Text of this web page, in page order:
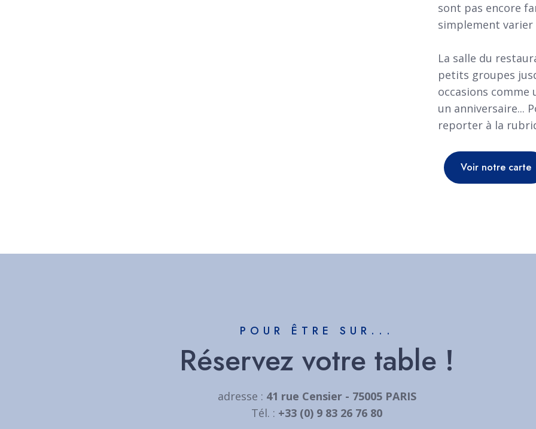
sont pas encore
simplement varier
La salle du
petits groupes
occasions comme
un anniversaire...
reporter à la
Voir notre carte
POUR ÊTRE SUR...
Réservez votre table !
adresse : 41 rue Censier - 75005 PARIS
Tél. : +33 (0) 9 83 26 76 80